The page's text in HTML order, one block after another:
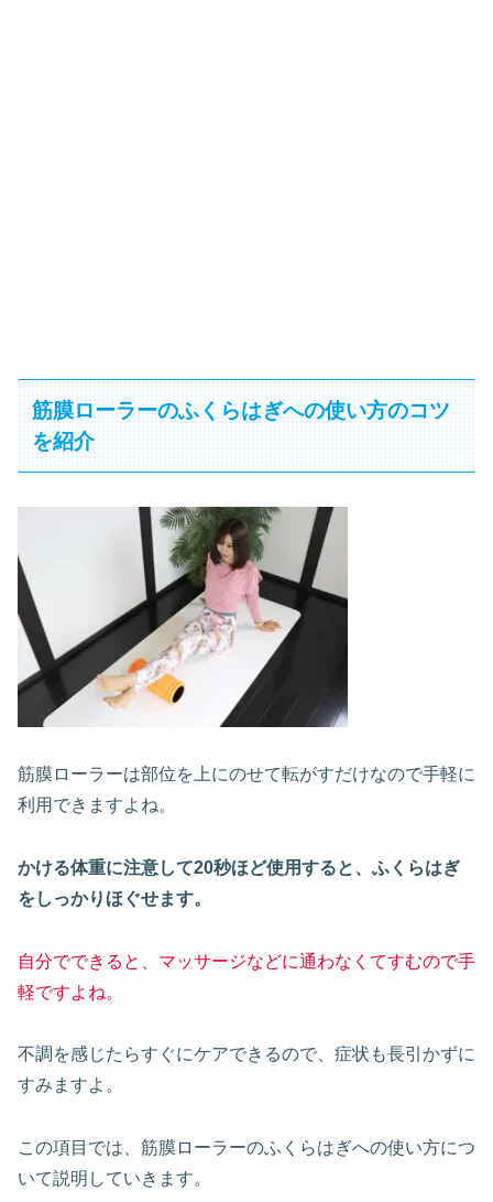
筋膜ローラーのふくらはぎへの使い方のコツ
を紹介
筋膜ローラーは部位を上にのせて転がすだけなので手軽に
利用できますよね。
かける体重に注意して20秒ほど使用すると、ふくらはぎ
をしっかりほぐせます。
自分でできると、マッサージなどに通わなくてすむので手
軽ですよね。
不調を感じたらすぐにケアできるので、症状も長引かずに
すみますよ。
この項目では、筋膜ローラーのふくらはぎへの使い方につ
いて説明していきます。